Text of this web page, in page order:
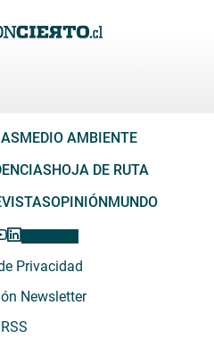
MEDIO AMBIENTE
HOJA DE RUTA
OPINIÓNMUNDO
Privacidad
Newsletter
RSS